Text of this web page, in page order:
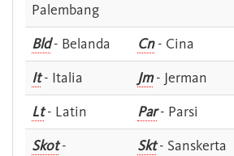
Palembang
Bld- Belanda Cn- Cina
It- Italia Jm- Jerman
Lt- Latin Par- Parsi
Skot-
Skt- Sanskerta